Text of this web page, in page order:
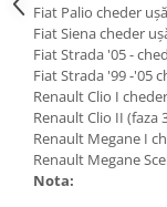
Fiat Palio cheder
Fiat Siena cheder
Fiat Strada '05 -
Fiat Strada '99 -'05
Renault Clio I
Renault Clio II (faza
Renault Megane I
Renault Megane
Nota: